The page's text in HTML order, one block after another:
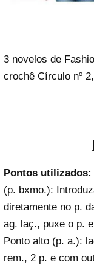
3 novelos de
crochê Círculo nº
Pontos utilizados:
(p. bxmo.):
diretamente no p.
ag. laç., puxe o p.
Ponto alto (p. a.):
rem., 2 p. e com